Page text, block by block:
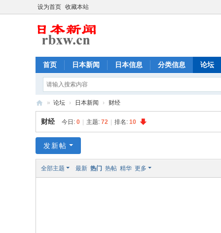
设为首页 收藏本站
首页 日本新闻 日本信息 分类信息 论坛
日
本
闻
» 论坛 › 日本新闻 › 财经
财经 今日: 0 主题: 72 排名: 10
发新帖
全部主题 最新 热门 热帖 精华 更多